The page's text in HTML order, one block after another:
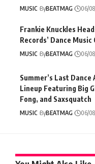
MUSIC ByBEATMAG 06/
Frankie Knuckles
Records’ Dance
MUSIC ByBEATMAG 06/
Summer’s Last Dance
Lineup Featuring Big
Fong, and Saxsquatch
MUSIC ByBEATMAG 06/